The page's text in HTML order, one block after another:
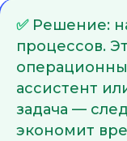
✅Решение:
процессов.
ассистент
задача —
экономит